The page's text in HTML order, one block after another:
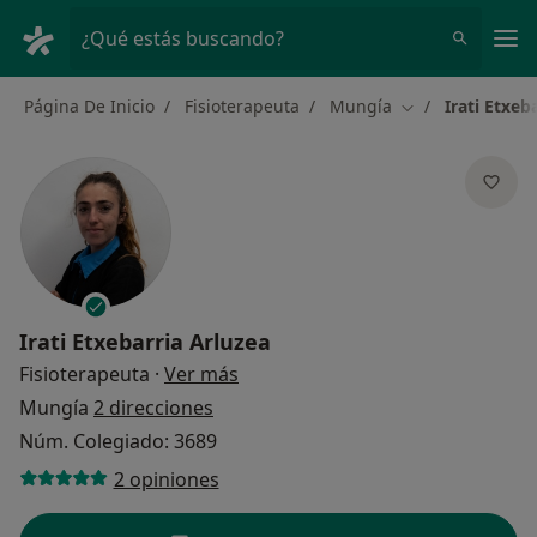
¿Qué estás buscando?
Página De Inicio Fisioterapeuta Mungía Cambiar de
Irati
Irati Etxebarria Arluzea
Fisioterapeuta · Ver más
Mungía 2 direcciones
Núm. Colegiado: 3689
2 opiniones